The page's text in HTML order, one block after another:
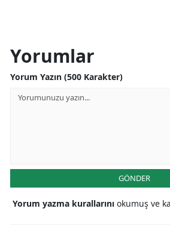
Yorumlar
Yorum Yazın (500 Karakter)
GÖNDER
Yorum yazma kurallarını okumuş ve